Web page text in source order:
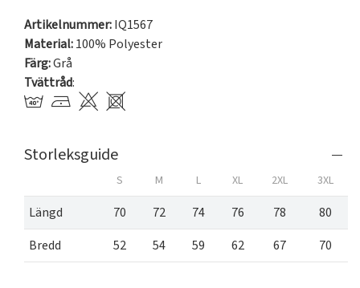
Artikelnummer:IQ1567
Material:100% Polyester
Färg:Grå
Tvättråd:
Storleksguide
S M L XL 2XL 3XL
Längd 70 72 74 76 78
80
Bredd
52 54 59 62 67 70